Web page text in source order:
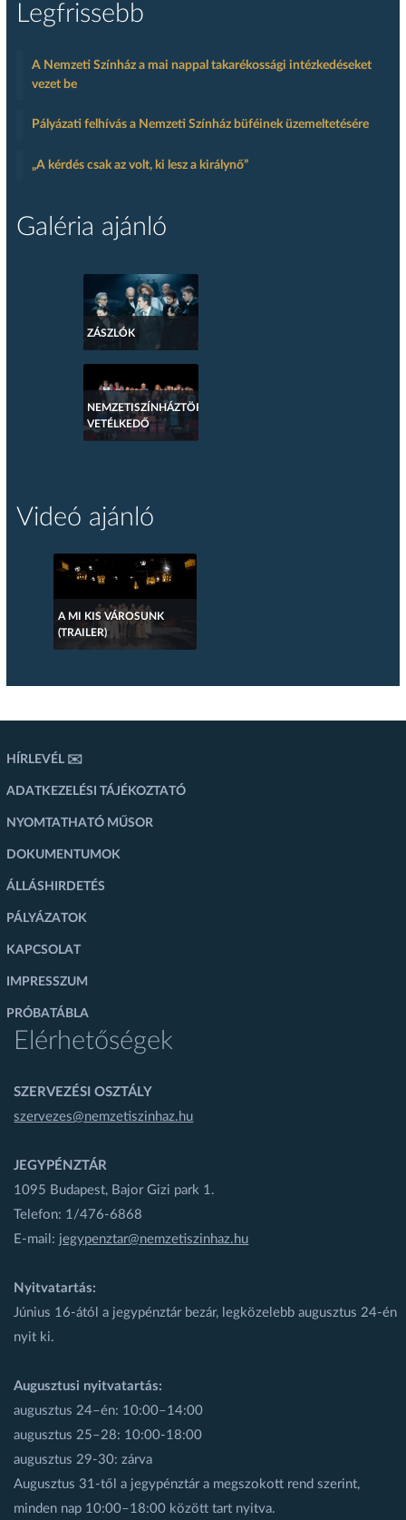
Legfrissebb
A Nemzeti Színház a mai nappal takarékossági intézkedéseket
vezet be
Pályázati felhívás a Nemzeti Színház büféinek üzemeltetésére
„A kérdés csak az volt, ki lesz a királynő”
Galéria ajánló
ZÁSZLÓK
NEMZETISZÍNHÁZTÖRTÉNETI
VETÉLKEDŐ
Videó ajánló
A MI KIS VÁROSUNK
(TRAILER)
HÍRLEVÉL ✉️
ADATKEZELÉSI TÁJÉKOZTATÓ
NYOMTATHATÓ MŰSOR
DOKUMENTUMOK
ÁLLÁSHIRDETÉS
PÁLYÁZATOK
KAPCSOLAT
IMPRESSZUM
PRÓBATÁBLA
Elérhetőségek
SZERVEZÉSI OSZTÁLY
szervezes@nemzetiszinhaz.hu
JEGYPÉNZTÁR
1095 Budapest, Bajor Gizi park 1.
Telefon: 1/476-6868
E-mail: jegypenztar@nemzetiszinhaz.hu
Nyitvatartás:
Június 16-ától a jegypénztár bezár, legközelebb augusztus 24-én
nyit ki.
Augusztusi nyitvatartás:
augusztus 24–én: 10:00–14:00
augusztus 25–28: 10:00-18:00
augusztus 29-30: zárva
Augusztus 31-től a jegypénztár a megszokott rend szerint,
minden nap 10:00–18:00 között tart nyitva.